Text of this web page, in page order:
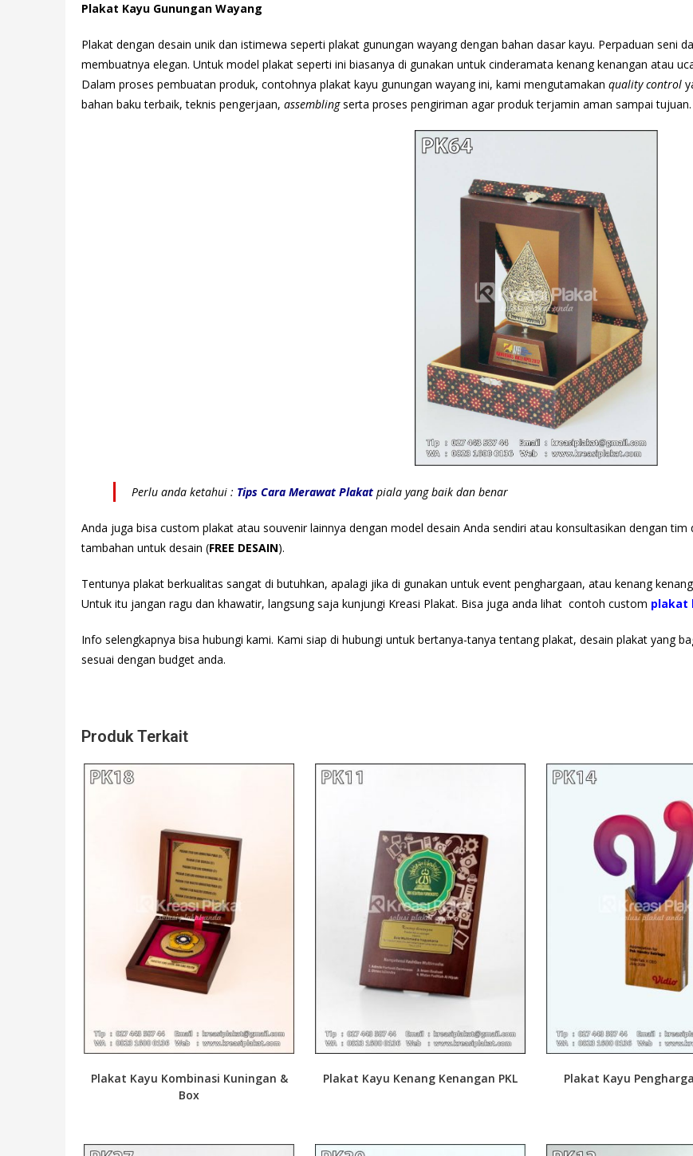
Plakat Kayu Gunungan Wayang
Plakat dengan desain unik dan istimewa seperti plakat gunungan wayang dengan bahan dasar kayu. Perpaduan seni
membuatnya elegan. Untuk model plakat seperti ini biasanya di gunakan untuk cinderamata kenang kenangan atau
Dalam proses pembuatan produk, contohnya plakat kayu gunungan wayang ini, kami mengutamakan quality control
bahan baku terbaik, teknis pengerjaan, assemblingserta proses pengiriman agar produk terjamin aman sampai tujuan.
Perlu anda ketahui : Tips Cara Merawat Plakat piala yang baik dan benar
Anda juga bisa custom plakat atau souvenir lainnya dengan model desain Anda sendiri atau konsultasikan dengan
tambahan untuk desain (FREE DESAIN).
Tentunya plakat berkualitas sangat di butuhkan, apalagi jika di gunakan untuk event penghargaan, atau kenang
Untuk itu jangan ragu dan khawatir, langsung saja kunjungi Kreasi Plakat. Bisa juga anda lihat contoh custom plakat
Info selengkapnya bisa hubungi kami. Kami siap di hubungi untuk bertanya-tanya tentang plakat, desain plakat yang
sesuai dengan budget anda.
Produk Terkait
Plakat Kayu Kombinasi Kuningan &
Box
Plakat Kayu Kenang Kenangan PKL Plakat Kayu